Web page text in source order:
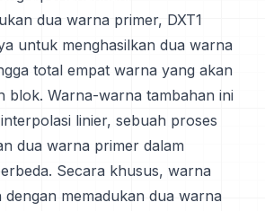
dua warna primer, DXT1
untuk menghasilkan dua warna
total empat warna yang akan
blok. Warna-warna tambahan ini
linier, sebuah proses
dua warna primer dalam
Secara khusus, warna
dengan memadukan dua warna